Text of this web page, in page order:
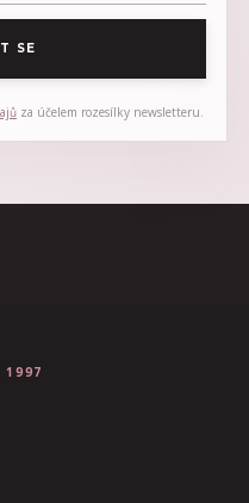
SE
za účelem rozesílky newsletteru.
1997